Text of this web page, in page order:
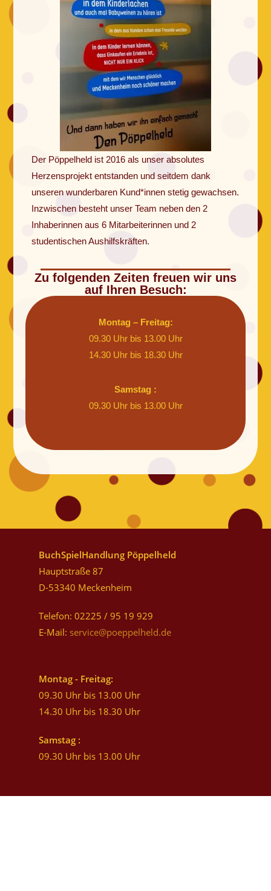
Der Pöppelheld ist 2016 als unser absolutes
Herzensprojekt entstanden und seitdem dank
unseren wunderbaren Kund*innen stetig gewachsen.
Inzwischen besteht unser Team neben den 2
Inhaberinnen aus 6 Mitarbeiterinnen und 2
studentischen Aushilfskräften.
Zu folgenden Zeiten freuen wir uns
auf Ihren Besuch:
Montag – Freitag:
09.30 Uhr bis 13.00 Uhr
14.30 Uhr bis 18.30 Uhr
Samstag :
09.30 Uhr bis 13.00 Uhr
BuchSpielHandlung Pöppelheld
Hauptstraße 87
D-53340 Meckenheim
Telefon: 02225 / 95 19 929
E-Mail: service@poeppelheld.de
Montag - Freitag:
09.30 Uhr bis 13.00 Uhr
14.30 Uhr bis 18.30 Uhr
Samstag :
09.30 Uhr bis 13.00 Uhr